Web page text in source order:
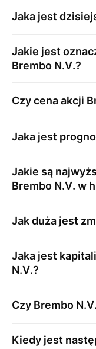
Jaka jest
Jakie jest
Brembo N.V.?
Czy cena akcji
Jaka jest
Jakie są
Brembo N.V. w
Jak duża jest
Jaka jest
N.V.?
Czy Brembo N.V.
Kiedy jest